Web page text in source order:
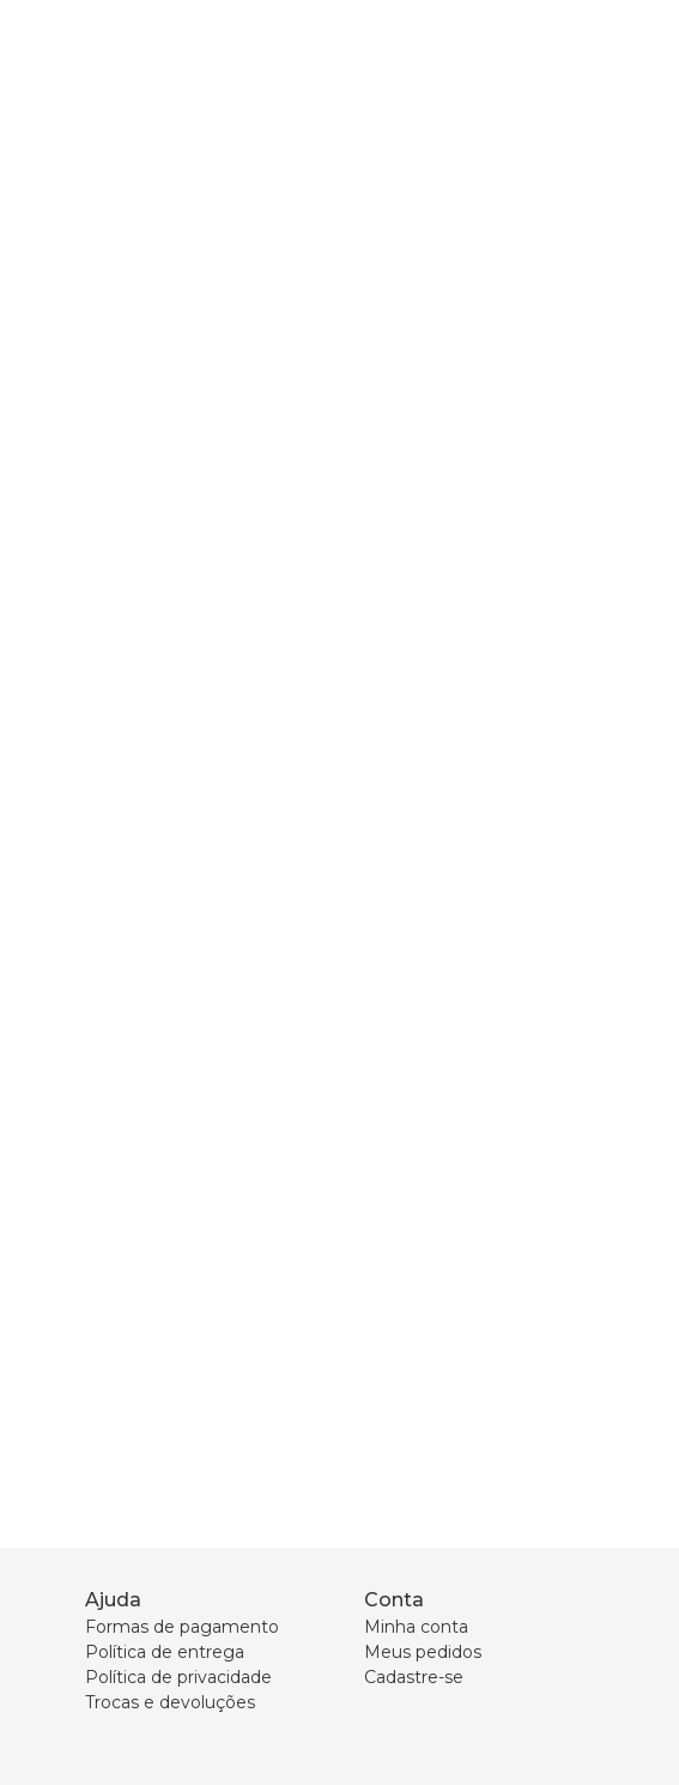
Ajuda
Formas de pagamento
Política de entrega
Política de privacidade
Trocas e devoluções
Conta
Minha conta
Meus pedidos
Cadastre-se